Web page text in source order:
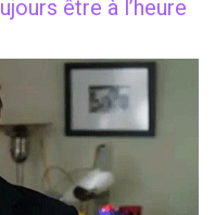
être à l’heure